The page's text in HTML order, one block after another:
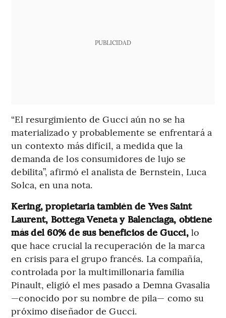
PUBLICIDAD
“El resurgimiento de Gucci aún no se ha
materializado y probablemente se enfrentará a
un contexto más difícil, a medida que la
demanda de los consumidores de lujo se
debilita”, afirmó el analista de Bernstein, Luca
Solca, en una nota.
Kering, propietaria también de Yves Saint
Laurent, Bottega Veneta y Balenciaga, obtiene
más del 60% de sus beneficios de Gucci, lo
que hace crucial la recuperación de la marca
en crisis para el grupo francés. La compañía,
controlada por la multimillonaria familia
Pinault, eligió el mes pasado a Demna Gvasalia
—conocido por su nombre de pila— como su
próximo diseñador de Gucci.